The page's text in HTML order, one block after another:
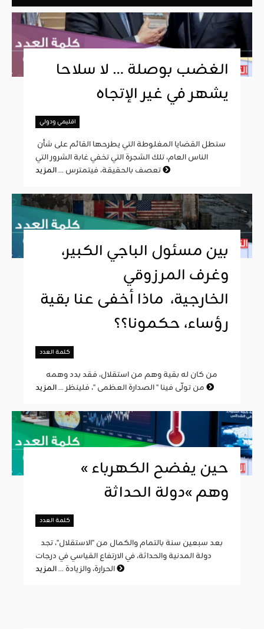
الغضب بوصلة … لا سلاحا
يشهر في غير الإتجاه
اقليمي ودولي
الناس العام، تلك الشجرة التي تخفي غابة الشرور التي
تعصف بالحقيقة، فيتمترس ...
بين مسئول الباجي الكبير،
وغرف المرزوقي
الخارجية، ماذا أخفى عنا بقية
رؤساء، حكمونا؟؟
كلمة العدد
من تولّى فينا " الصدارة العظمى "، فلينظر ...
« حين يفضح الكهرباء
وهم »دولة الحداثة
كلمة العدد
دولة المدنية والحداثة، في الارتفاع القياسي في درجات
الحرارة، والزيادة ...